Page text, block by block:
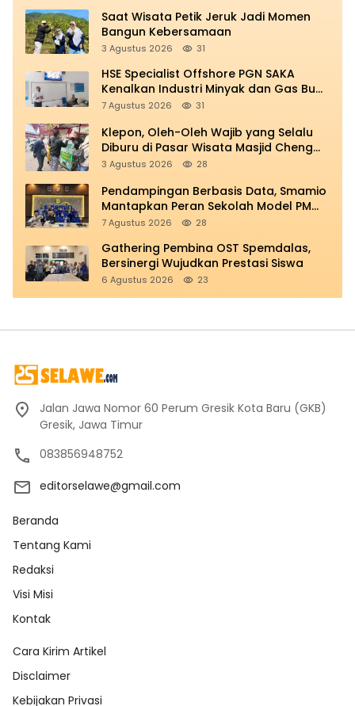
Saat Wisata Petik Jeruk Jadi Momen
Bangun Kebersamaan
3 Agustus 2026 31
HSE Specialist Offshore PGN SAKA
Kenalkan Industri Minyak dan Gas Bumi
di Spemdalas
7 Agustus 2026 31
Klepon, Oleh-Oleh Wajib yang Selalu
Diburu di Pasar Wisata Masjid Cheng
Hoo
3 Agustus 2026 28
Pendampingan Berbasis Data, Smamio
Mantapkan Peran Sekolah Model PM
dan KKA
7 Agustus 2026 28
Gathering Pembina OST Spemdalas,
Bersinergi Wujudkan Prestasi Siswa
6 Agustus 2026 23
Jalan Jawa Nomor 60 Perum Gresik Kota Baru (GKB)
Gresik, Jawa Timur
083856948752
editorselawe@gmail.com
Beranda
Tentang Kami
Redaksi
Visi Misi
Kontak
Cara Kirim Artikel
Disclaimer
Kebijakan Privasi